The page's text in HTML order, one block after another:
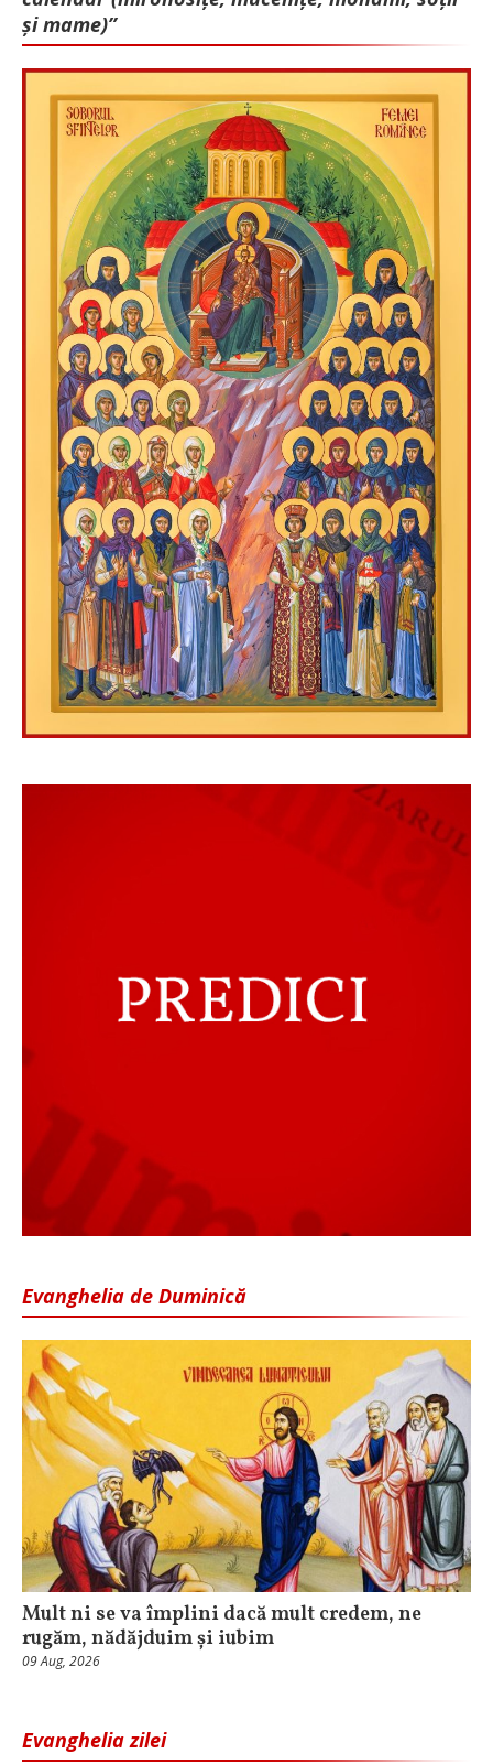
și mame)”
Evanghelia de Duminică
Mult ni se va împlini dacă mult credem, ne
rugăm, nădăjduim și iubim
09 Aug, 2026
Evanghelia zilei